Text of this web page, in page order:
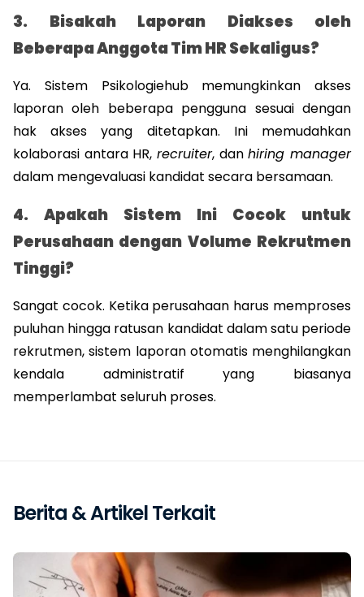
3. Bisakah Laporan Diakses oleh
Beberapa Anggota Tim HR Sekaligus?
Ya. Sistem Psikologiehub memungkinkan akses
laporan oleh beberapa pengguna sesuai dengan
hak akses yang ditetapkan. Ini memudahkan
kolaborasi antara HR, recruiter, dan hiring manager
dalam mengevaluasi kandidat secara bersamaan.
4. Apakah Sistem Ini Cocok untuk
Perusahaan dengan Volume Rekrutmen
Tinggi?
Sangat cocok. Ketika perusahaan harus memproses
puluhan hingga ratusan kandidat dalam satu periode
rekrutmen, sistem laporan otomatis menghilangkan
kendala administratif yang biasanya
memperlambat seluruh proses.
Berita & Artikel Terkait